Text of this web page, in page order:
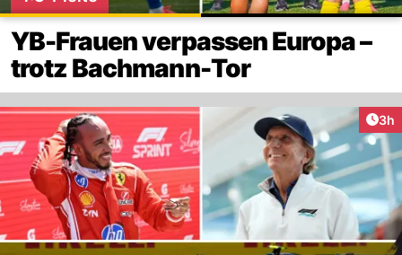
YB-Frauen verpassen Europa –
trotz Bachmann-Tor
3h